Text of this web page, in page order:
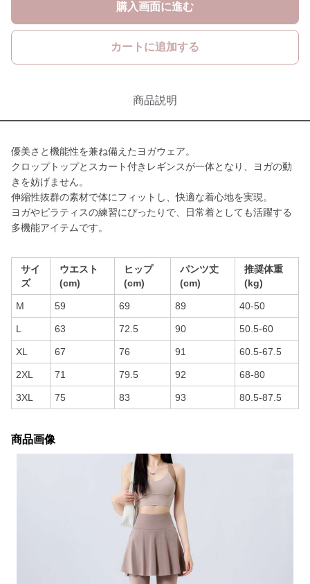
購入画面に進む
カートに追加する
商品説明
優美さと機能性を兼ね備えたヨガウェア。
クロップトップとスカート付きレギンスが一体となり、ヨガの動
きを妨げません。
伸縮性抜群の素材で体にフィットし、快適な着心地を実現。
ヨガやピラティスの練習にぴったりで、日常着としても活躍する
多機能アイテムです。
サイ
ズ
ウエスト
(cm)
ヒップ
(cm)
パンツ丈
(cm)
推奨体重
(kg)
M 59 69 89 40-50
L 63 72.5 90 50.5-60
XL 67 76 91 60.5-67.5
2XL 71 79.5 92 68-80
3XL 75 83 93 80.5-87.5
商品画像